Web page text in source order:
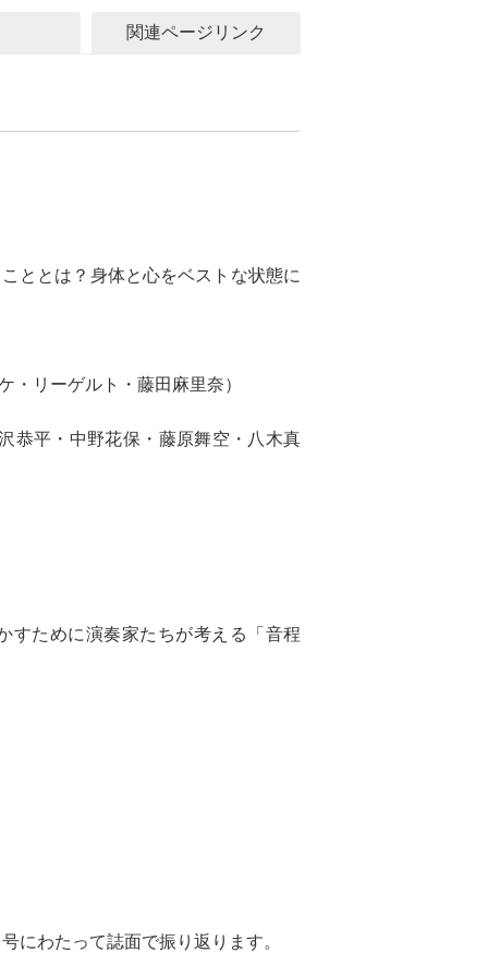
関連ページリンク
ととは？身体と心をベストな状態に
リーゲルト・藤田麻里奈）
恭平・中野花保・藤原舞空・八木真
すために演奏家たちが考える「音程
にわたって誌面で振り返ります。